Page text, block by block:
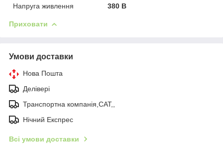
Напруга живлення 380 В
Приховати
Умови доставки
Нова Пошта
Делівері
Транспортна компанія,САТ,,
Нічний Експрес
Всі умови доставки